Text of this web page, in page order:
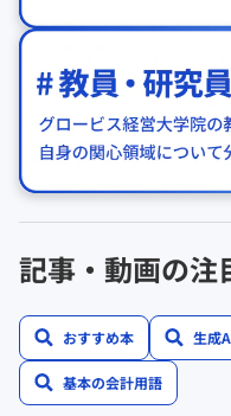
記事・動画の注
おすすめ本 生成
基本の会計用語